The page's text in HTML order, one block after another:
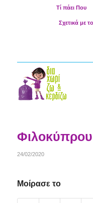
Τί πάει Που
Σχετικά με
Φιλοκύπρου
24/02/2020
Μοίρασε το